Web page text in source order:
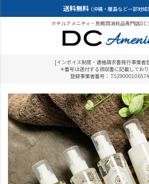
送料無料 (沖縄・離島など一部地域
ホテルアメニティ・旅館用消耗品専門店DC
[インボイス制度・適格請求書発行事業者
＊番号は送付する領収書に記載しており
登録事業者番号：